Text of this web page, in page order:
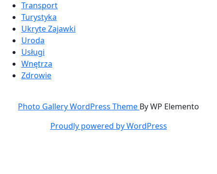
Transport
Turystyka
Ukryte Zajawki
Uroda
Usługi
Wnętrza
Zdrowie
Photo Gallery WordPress Theme By WP Elemento
Proudly powered by WordPress